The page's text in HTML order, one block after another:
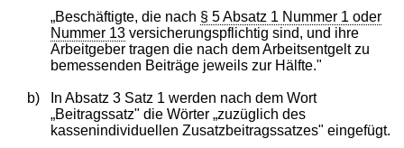
„Beschäftigte, die nach § 5 Absatz 1 Nummer 1 oder
Nummer 13versicherungspflichtig sind, und ihre
Arbeitgeber tragen die nach dem Arbeitsentgelt zu
bemessenden Beiträge jeweils zur Hälfte."
b)
In Absatz 3 Satz 1 werden nach dem Wort
„Beitragssatz" die Wörter „zuzüglich des
kassenindividuellen Zusatzbeitragssatzes" eingefügt.